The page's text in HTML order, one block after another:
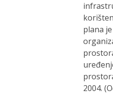
plana
2004.